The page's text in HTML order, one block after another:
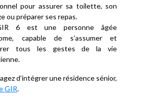
pour assurer sa toilette, son
ou préparer ses repas.
6 est une personne âgée
capable de s’assumer et
tous les gestes de la vie
d’intégrer une résidence sénior,
GIR.